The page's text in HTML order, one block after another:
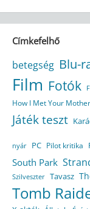
Címkefelhő
betegség Blu-
Film Fotók
How I Met Your Mother
Játék teszt
nyár PC Pilot kritika
South Park
Szilveszter Tavasz
Tomb